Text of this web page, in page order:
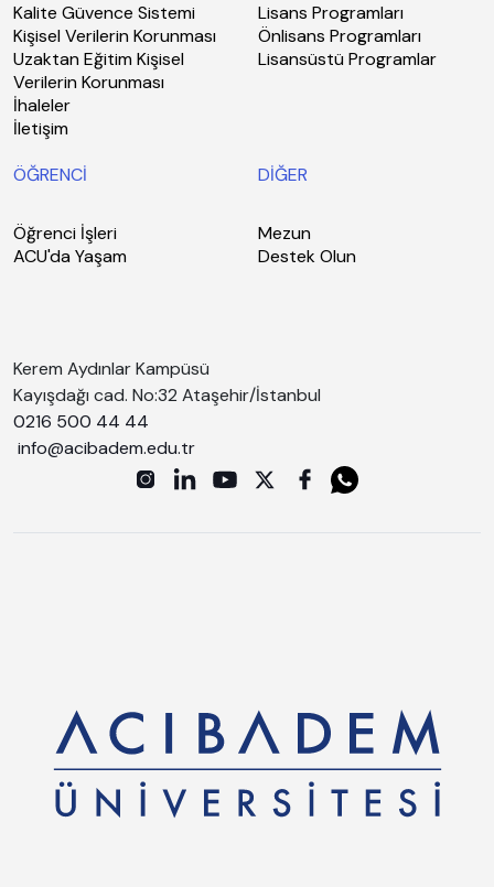
Kalite Güvence Sistemi
Kişisel Verilerin Korunması
Uzaktan Eğitim Kişisel
Verilerin Korunması
İhaleler
İletişim
Lisans Programları
Önlisans Programları
Lisansüstü Programlar
ÖĞRENCİ
Öğrenci İşleri
ACU'da Yaşam
DİĞER
Mezun
Destek Olun
Kerem Aydınlar Kampüsü
Kayışdağı cad. No:32 Ataşehir/İstanbul
0216 500 44 44
info@acibadem.edu.tr